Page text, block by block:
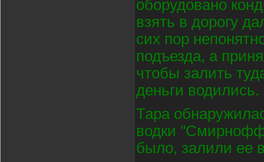
оборудовано
взять в дорогу
сих пор
подъезда, а
чтобы залить
деньги
Тара
водки
было, залили ее